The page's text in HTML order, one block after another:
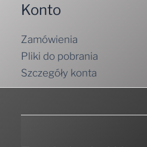
Konto
Zamówienia
Pliki do pobrania
Szczegóły konta